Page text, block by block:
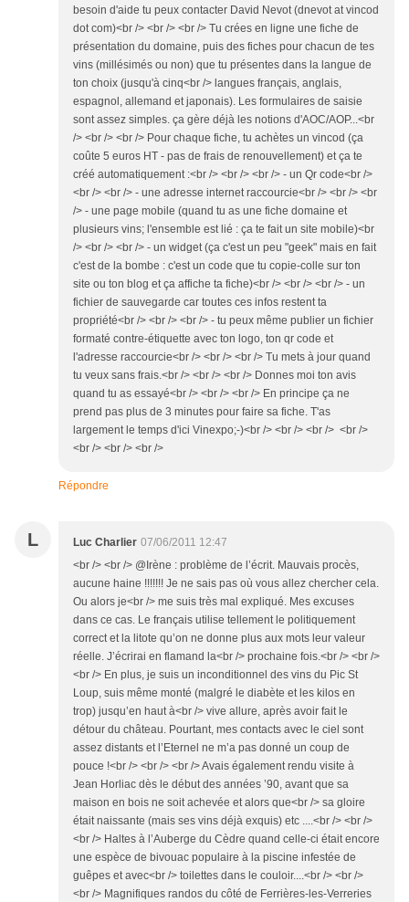
besoin d'aide tu peux contacter David Nevot (dnevot at vincod
dot com)<br /> <br /> <br /> Tu crées en ligne une fiche de
présentation du domaine, puis des fiches pour chacun de tes
vins (millésimés ou non) que tu présentes dans la langue de
ton choix (jusqu'à cinq<br /> langues français, anglais,
espagnol, allemand et japonais). Les formulaires de saisie
sont assez simples. ça gère déjà les notions d'AOC/AOP...<br
/> <br /> <br /> Pour chaque fiche, tu achètes un vincod (ça
coûte 5 euros HT - pas de frais de renouvellement) et ça te
créé automatiquement :<br /> <br /> <br /> - un Qr code<br />
<br /> <br /> - une adresse internet raccourcie<br /> <br /> <br
/> - une page mobile (quand tu as une fiche domaine et
plusieurs vins; l'ensemble est lié : ça te fait un site mobile)<br
/> <br /> <br /> - un widget (ça c'est un peu "geek" mais en fait
c'est de la bombe : c'est un code que tu copie-colle sur ton
site ou ton blog et ça affiche ta fiche)<br /> <br /> <br /> - un
fichier de sauvegarde car toutes ces infos restent ta
propriété<br /> <br /> <br /> - tu peux même publier un fichier
formaté contre-étiquette avec ton logo, ton qr code et
l'adresse raccourcie<br /> <br /> <br /> Tu mets à jour quand
tu veux sans frais.<br /> <br /> <br /> Donnes moi ton avis
quand tu as essayé<br /> <br /> <br /> En principe ça ne
prend pas plus de 3 minutes pour faire sa fiche. T'as
largement le temps d'ici Vinexpo;-)<br /> <br /> <br /> <br />
<br /> <br /> <br />
Répondre
L Luc Charlier 07/06/2011 12:47
<br /> <br /> @Irène : problème de l’écrit. Mauvais procès,
aucune haine !!!!!!! Je ne sais pas où vous allez chercher cela.
Ou alors je<br /> me suis très mal expliqué. Mes excuses
dans ce cas. Le français utilise tellement le politiquement
correct et la litote qu’on ne donne plus aux mots leur valeur
réelle. J’écrirai en flamand la<br /> prochaine fois.<br /> <br />
<br /> En plus, je suis un inconditionnel des vins du Pic St
Loup, suis même monté (malgré le diabète et les kilos en
trop) jusqu’en haut à<br /> vive allure, après avoir fait le
détour du château. Pourtant, mes contacts avec le ciel sont
assez distants et l’Eternel ne m’a pas donné un coup de
pouce !<br /> <br /> <br /> Avais également rendu visite à
Jean Horliac dès le début des années ’90, avant que sa
maison en bois ne soit achevée et alors que<br /> sa gloire
était naissante (mais ses vins déjà exquis) etc ....<br /> <br />
<br /> Haltes à l’Auberge du Cèdre quand celle-ci était encore
une espèce de bivouac populaire à la piscine infestée de
guêpes et avec<br /> toilettes dans le couloir....<br /> <br />
<br /> Magnifiques randos du côté de Ferrières-les-Verreries